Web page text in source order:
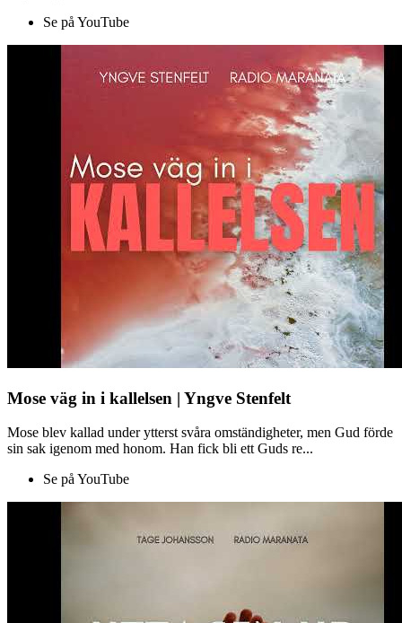
Se på YouTube
Mose väg in i kallelsen | Yngve Stenfelt
Mose blev kallad under ytterst svåra omständigheter, men Gud förde
sin sak igenom med honom. Han fick bli ett Guds re...
Se på YouTube